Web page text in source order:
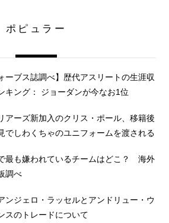
ポピュラー
ーブス誌調べ】歴代アスリートの生涯収
キング： ジョーダンが今なお1位
アーズ新加入のクリス・ポール、移籍後
でしわくちゃのユニフォームを渡される
最も嫌われているチームはどこ？ 海外
調べ
ンジェロ・ラッセルとアンドリュー・ウ
スのトレードについて